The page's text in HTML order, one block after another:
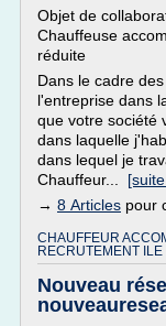
Objet de
Chauffeuse
réduite
Dans le cadre
l'entreprise dans
que votre société
dans laquelle
dans lequel je
Chauffeur...
→ 8 Articles pour
CHAUFFEUR
RECRUTEMENT
Nouveau